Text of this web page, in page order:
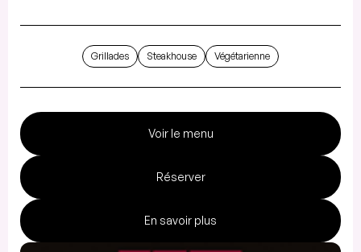
Grillades Steakhouse Végétarienne
Voir le menu
Réserver
En savoir plus